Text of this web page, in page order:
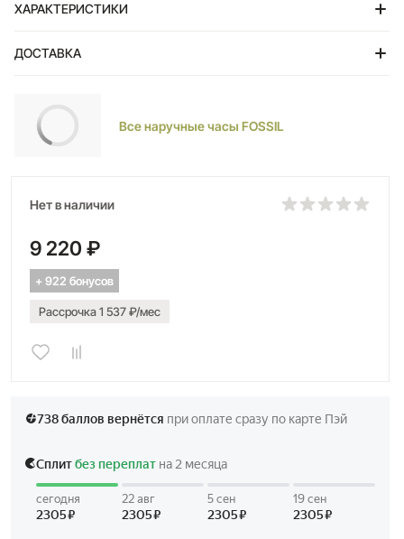
ХАРАКТЕРИСТИКИ
ДОСТАВКА
Все наручные часы FOSSIL
Нет в наличии
9 220 ₽
+ 922 бонусов
Рассрочка 1 537 ₽/мес